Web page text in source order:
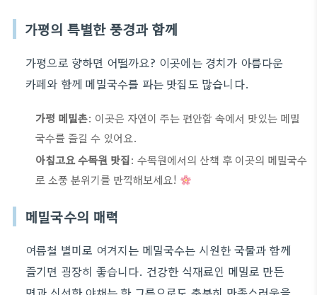
가평의 특별한 풍경과 함께
가평으로 향하면 어떨까요? 이곳에는 경치가 아름다운
카페와 함께 메밀국수를 파는 맛집도 많습니다.
가평 메밀촌: 이곳은 자연이 주는 편안함 속에서 맛있는 메밀
국수를 즐길 수 있어요.
아침고요 수목원 맛집: 수목원에서의 산책 후 이곳의 메밀국수
로 소풍 분위기를 만끽해보세요!
메밀국수의 매력
여름철 별미로 여겨지는 메밀국수는 시원한 국물과 함께
즐기면 굉장히 좋습니다. 건강한 식재료인 메밀로 만든